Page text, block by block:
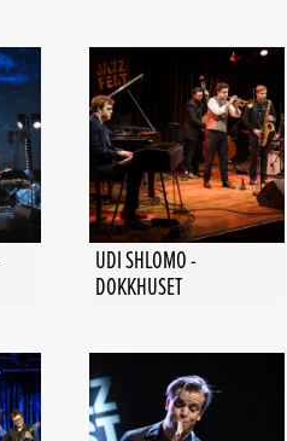
UDI SHLOMO -
DOKKHUSET